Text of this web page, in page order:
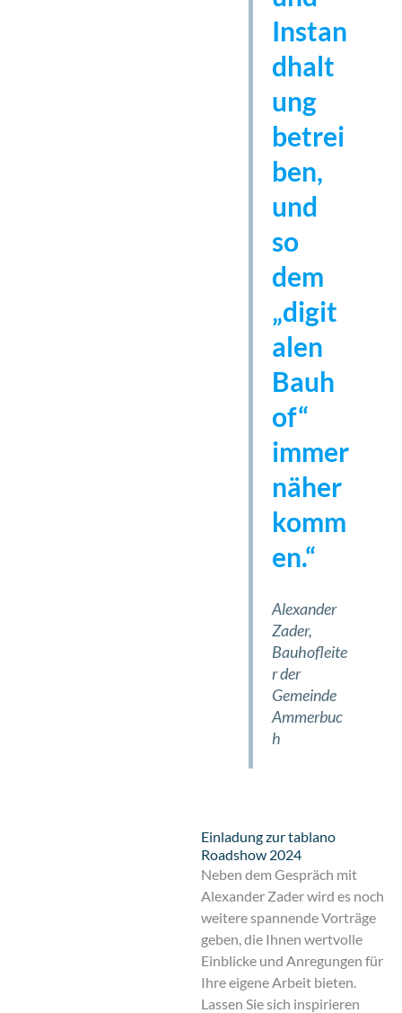
Instan
dhalt
ung
betrei
ben,
und
so
dem
„digit
alen
Bauh
of“
immer
näher
komm
en.“
Alexander
Zader,
Bauhofleite
r der
Gemeinde
Ammerbuc
h
Einladung zur tablano
Roadshow 2024
Neben dem Gespräch mit
Alexander Zader wird es noch
weitere spannende Vorträge
geben, die Ihnen wertvolle
Einblicke und Anregungen für
Ihre eigene Arbeit bieten.
Lassen Sie sich inspirieren